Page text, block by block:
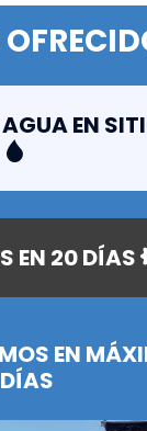
EN
EN 20 DÍAS
EN